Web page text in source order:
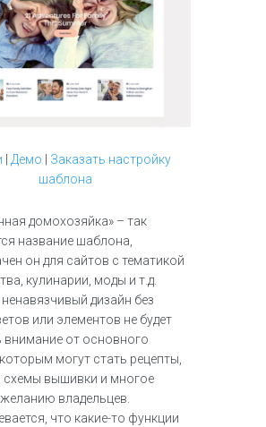
Демо
Заказать настройку
шаблона
домохозяйка» – так
название шаблона,
он для сайтов с тематикой
кулинарии, моды и т.д.
дизайн без
или элементов не будет
внимание от основного
могут стать рецепты,
схемы вышивки и многое
владельцев.
что какие-то функции